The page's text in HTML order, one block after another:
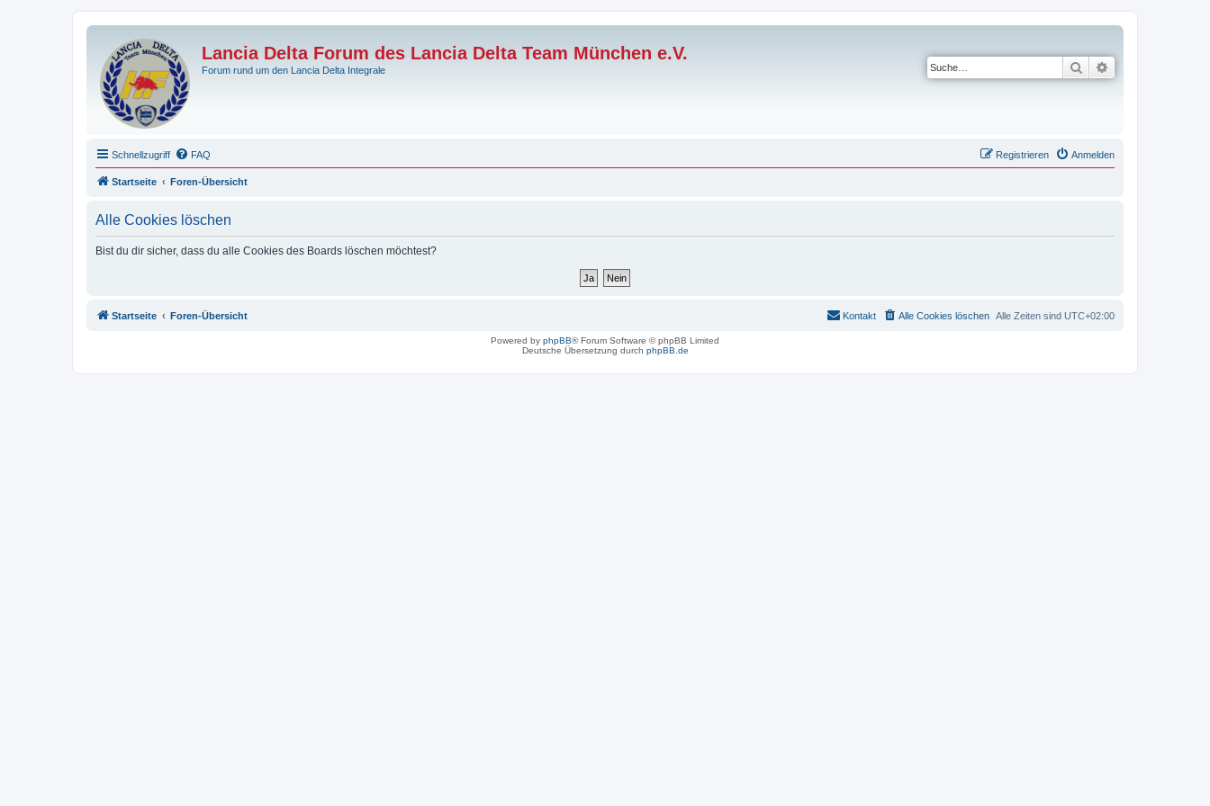
Lancia Delta Forum des Lancia Delta Team München e.V.
Forum rund um den Lancia Delta Integrale Suche
Schnellzugriff FAQ Anmelden
Registrieren
Startseite Foren-Übersicht
Alle Cookies löschen
Bist du dir sicher, dass du alle Cookies des Boards löschen möchtest?
Startseite Foren-Übersicht Alle Zeiten sind UTC+02:00
Alle Cookies löschen
Kontakt
Powered by phpBB® Forum Software © phpBB Limited
Deutsche Übersetzung durch phpBB.de